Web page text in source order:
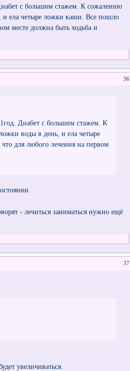
с большим стажем. К сожалению
и ела четыре ложки каши. Все пошло
месте должна быть ходьба и
36
Диабет с большим стажем. К
воды в день, и ела четыре
для любого лечения на первом
- лечиться заниматься нужно ещё
37
увеличиваться.